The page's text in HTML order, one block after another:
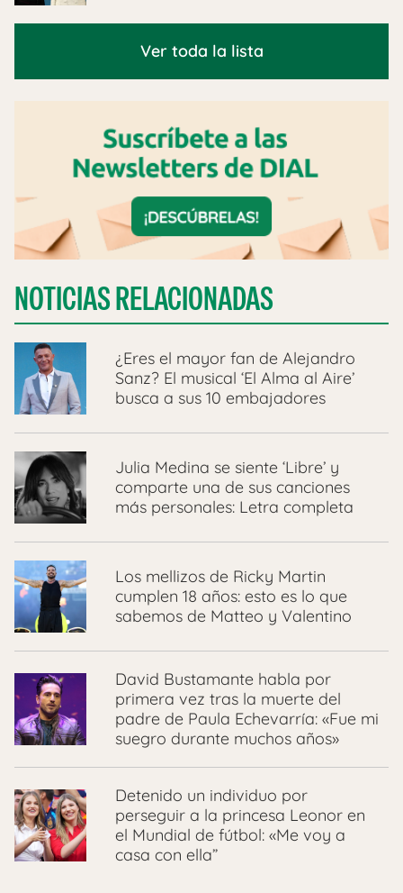
Ver toda la lista
NOTICIAS RELACIONADAS
¿Eres el mayor fan de Alejandro
Sanz? El musical ‘El Alma al Aire’
busca a sus 10 embajadores
Julia Medina se siente ‘Libre’ y
comparte una de sus canciones
más personales: Letra completa
Los mellizos de Ricky Martin
cumplen 18 años: esto es lo que
sabemos de Matteo y Valentino
David Bustamante habla por
primera vez tras la muerte del
padre de Paula Echevarría: «Fue mi
suegro durante muchos años»
Detenido un individuo por
perseguir a la princesa Leonor en
el Mundial de fútbol: «Me voy a
casa con ella”